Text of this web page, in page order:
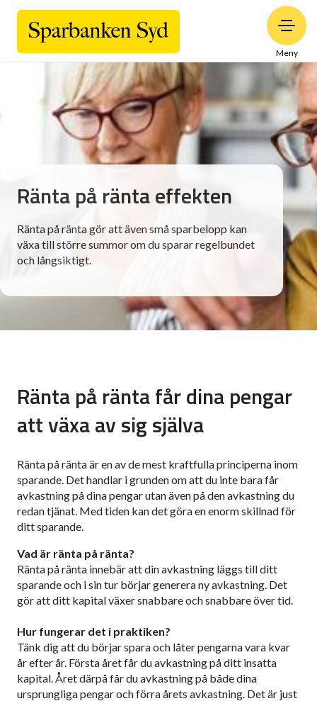
Meny
Ränta på ränta effekten
Ränta på ränta gör att även små sparbelopp kan
växa till större summor om du sparar regelbundet
och långsiktigt.
Ränta på ränta får dina pengar
att växa av sig själva
Ränta på ränta är en av de mest kraftfulla principerna inom
sparande. Det handlar i grunden om att du inte bara får
avkastning på dina pengar utan även på den avkastning du
redan tjänat. Med tiden kan det göra en enorm skillnad för
ditt sparande.
Vad är ränta på ränta?
Ränta på ränta innebär att din avkastning läggs till ditt
sparande och i sin tur börjar generera ny avkastning. Det
gör att ditt kapital växer snabbare och snabbare över tid.
Hur fungerar det i praktiken?
Tänk dig att du börjar spara och låter pengarna vara kvar
år efter år. Första året får du avkastning på ditt insatta
kapital. Året därpå får du avkastning på både dina
ursprungliga pengar och förra årets avkastning. Det är just